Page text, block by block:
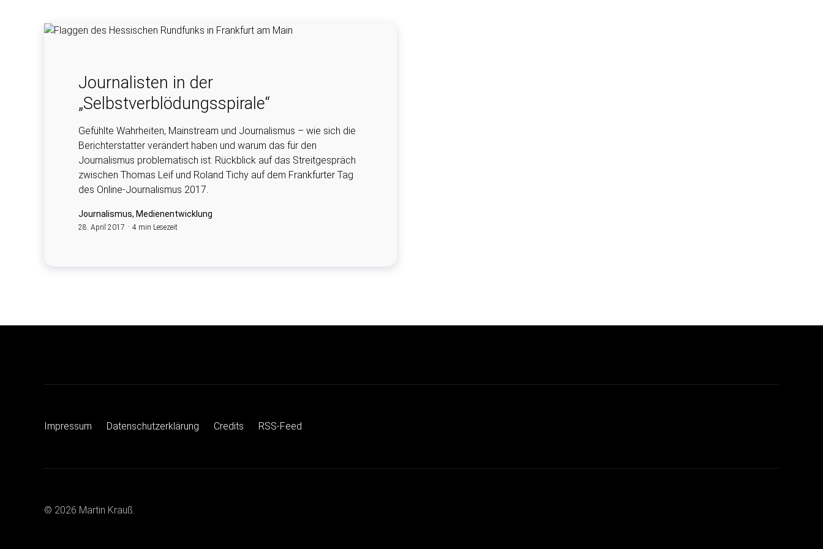
Journalisten in der
„Selbstverblödungsspirale“
Gefühlte Wahrheiten, Mainstream und Journalismus – wie sich die
Berichterstatter verändert haben und warum das für den
Journalismus problematisch ist: Rückblick auf das Streitgespräch
zwischen Thomas Leif und Roland Tichy auf dem Frankfurter Tag
des Online-Journalismus 2017.
Journalismus, Medienentwicklung
28. April 2017 4 min Lesezeit
Impressum Datenschutzerklärung Credits RSS-Feed
© 2026 Martin Krauß.